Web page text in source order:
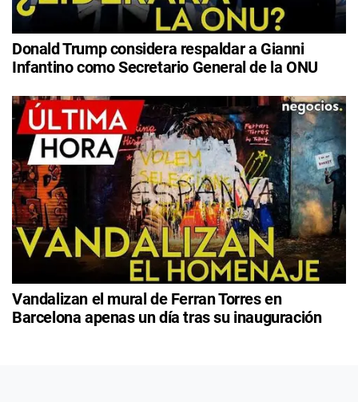
Donald Trump considera respaldar a Gianni
Infantino como Secretario General de la ONU
Vandalizan el mural de Ferran Torres en
Barcelona apenas un día tras su inauguración